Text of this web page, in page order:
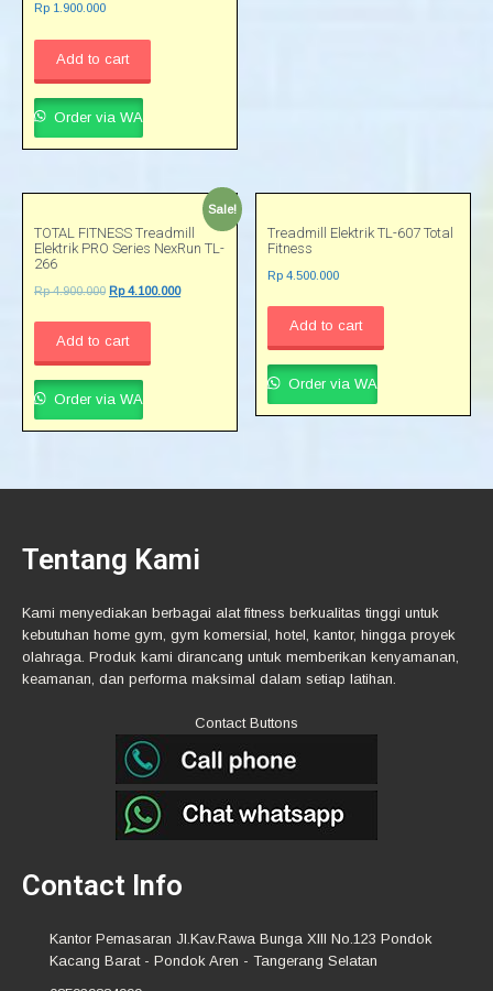
Rp 1.900.000
Add to cart
Order via WA
Sale!
TOTAL FITNESS Treadmill
Elektrik PRO Series NexRun TL-
266
Rp4.900.000 Rp4.100.000
Add to cart
Order via WA
Treadmill Elektrik TL-607 Total
Fitness
Rp 4.500.000
Add to cart
Order via WA
Tentang Kami
Kami menyediakan berbagai alat fitness berkualitas tinggi untuk
kebutuhan home gym, gym komersial, hotel, kantor, hingga proyek
olahraga. Produk kami dirancang untuk memberikan kenyamanan,
keamanan, dan performa maksimal dalam setiap latihan.
Contact Buttons
Contact Info
Kantor Pemasaran Jl.Kav.Rawa Bunga XIII No.123 Pondok
Kacang Barat - Pondok Aren - Tangerang Selatan